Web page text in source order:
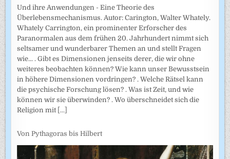
Und ihre Anwendungen - Eine Theorie des
Überlebensmechanismus. Autor: Carington, Walter Whately.
Whately Carrington, ein prominenter Erforscher des
Paranormalen aus dem frühen 20. Jahrhundert nimmt sich
seltsamer und wunderbarer Themen an und stellt Fragen
wie... . Gibt es Dimensionen jenseits derer, die wir ohne
weiteres beobachten können? Wie kann unser Bewusstsein
in höhere Dimensionen vordringen? . Welche Rätsel kann
die psychische Forschung lösen? . Was ist Zeit, und wie
können wir sie überwinden? . Wo überschneidet sich die
Religion mit [...]
Von Pythagoras bis Hilbert